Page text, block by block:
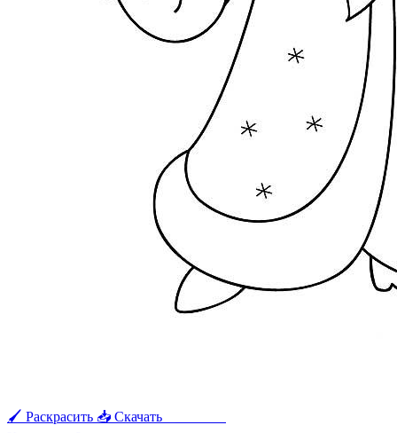
🖌 Раскрасить 📥 Скачать